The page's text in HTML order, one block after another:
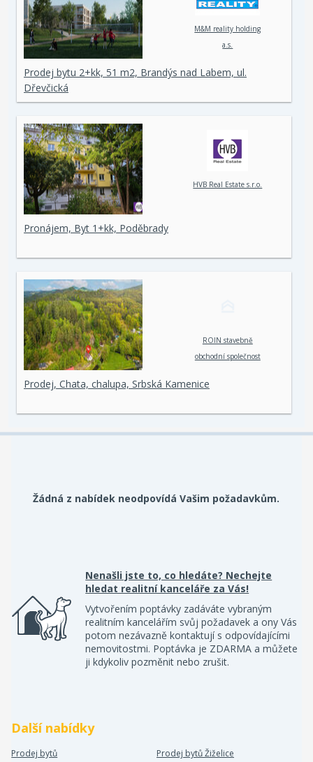
M&M reality holding
a.s.
Prodej bytu 2+kk, 51 m2, Brandýs nad Labem, ul.
Dřevčická
HVB Real Estate s.r.o.
Pronájem, Byt 1+kk, Poděbrady
ROIN stavebně
obchodní společnost
Prodej, Chata, chalupa, Srbská Kamenice
Žádná z nabídek neodpovídá Vašim požadavkům.
Nenašli jste to, co hledáte? Nechejte
hledat realitní kanceláře za Vás!
Vytvořením poptávky zadáváte vybraným
realitním kancelářím svůj požadavek a ony Vás
potom nezávazně kontaktují s odpovídajícími
nemovitostmi. Poptávka je ZDARMA a můžete
ji kdykoliv pozměnit nebo zrušit.
Další nabídky
Prodej bytů
Prodej bytů Žiželice